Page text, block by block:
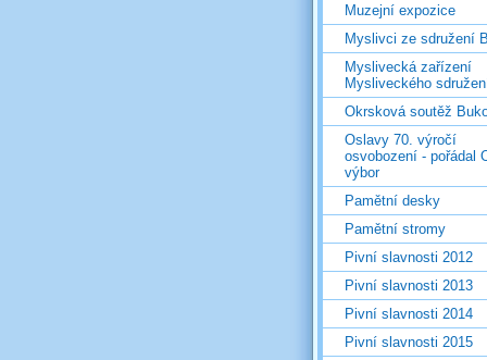
Muzejní expozice
Myslivci ze sdružení
Myslivecká zařízení
Mysliveckého
Okrsková soutěž
Oslavy 70. výročí
osvobození - pořádal
výbor
Pamětní desky
Pamětní stromy
Pivní slavnosti 2012
Pivní slavnosti 2013
Pivní slavnosti 2014
Pivní slavnosti 2015